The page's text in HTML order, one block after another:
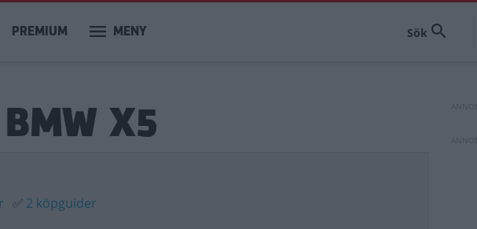
PREMIUM MENY
X5
✅ 2 köpguider